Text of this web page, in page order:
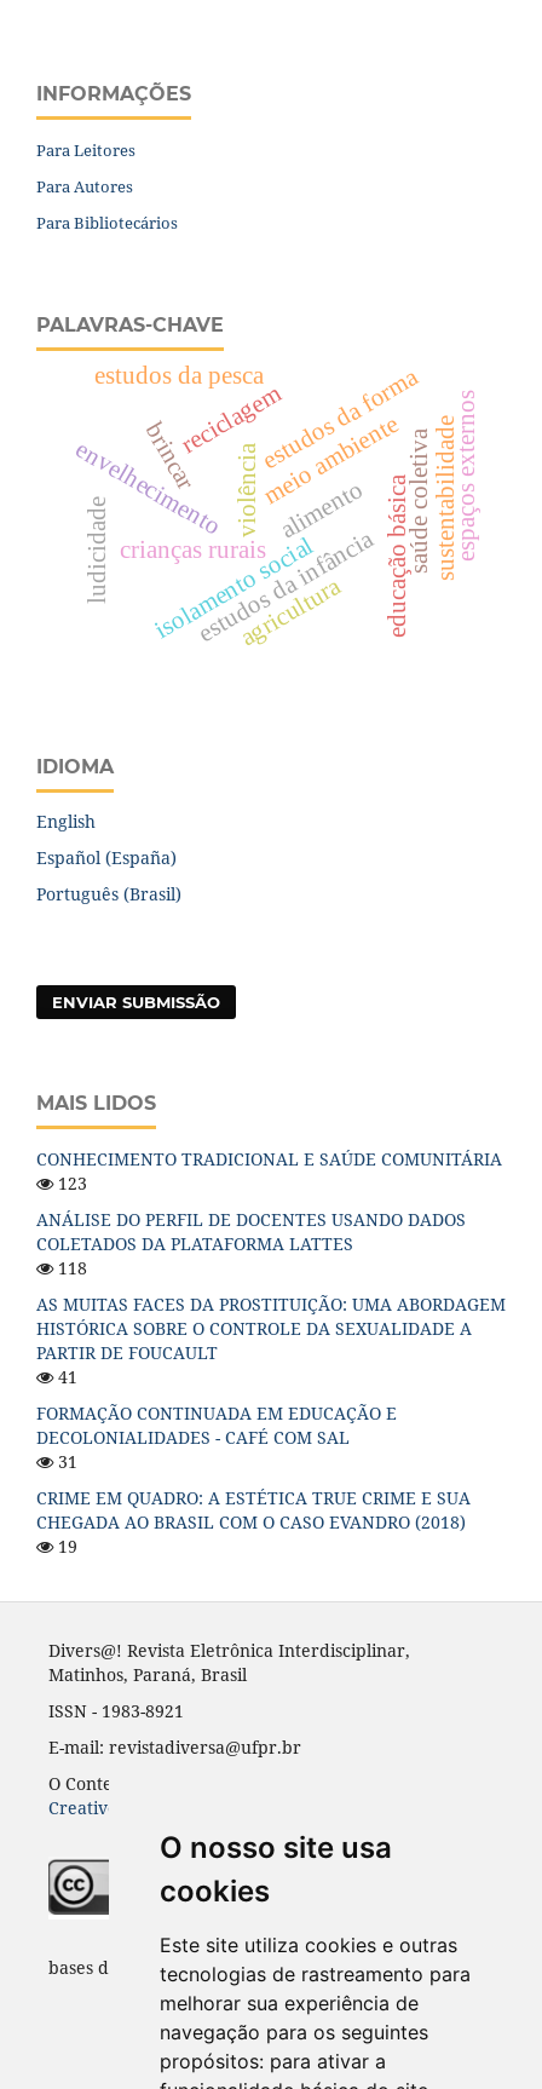
O nosso site usa
cookies
Este site utiliza cookies e outras
tecnologias de rastreamento para
melhorar sua experiência de
navegação para os seguintes
propósitos: para ativar a
INFORMAÇÕES
Para Leitores
Para Autores
Para Bibliotecários
PALAVRAS-CHAVE
violênciameio ambiente
isolamento social
estudos da infância
crianças rurais
brincar
educação básica
envelhecimento
reciclagem
ludicidade
estudos da forma
estudos da pesca
agricultura
saúde coletivasustentabilidade
alimento espaços externos
IDIOMA
English
Español (España)
Português (Brasil)
ENVIAR SUBMISSÃO
MAIS LIDOS
CONHECIMENTO TRADICIONAL E SAÚDE COMUNITÁRIA
123
ANÁLISE DO PERFIL DE DOCENTES USANDO DADOS
COLETADOS DA PLATAFORMA LATTES
118
AS MUITAS FACES DA PROSTITUIÇÃO: UMA ABORDAGEM
HISTÓRICA SOBRE O CONTROLE DA SEXUALIDADE A
PARTIR DE FOUCAULT
41
FORMAÇÃO CONTINUADA EM EDUCAÇÃO E
DECOLONIALIDADES - CAFÉ COM SAL
31
CRIME EM QUADRO: A ESTÉTICA TRUE CRIME E SUA
CHEGADA AO BRASIL COM O CASO EVANDRO (2018)
19
Divers@! Revista Eletrônica Interdisciplinar,
Matinhos, Paraná, Brasil
ISSN - 1983-8921
E-mail: revistadiversa@ufpr.br
O Conteúdo desta revista está publicado sob a licença
Creative Common Atribuição 4.0
Indexadores e
bases de dados: